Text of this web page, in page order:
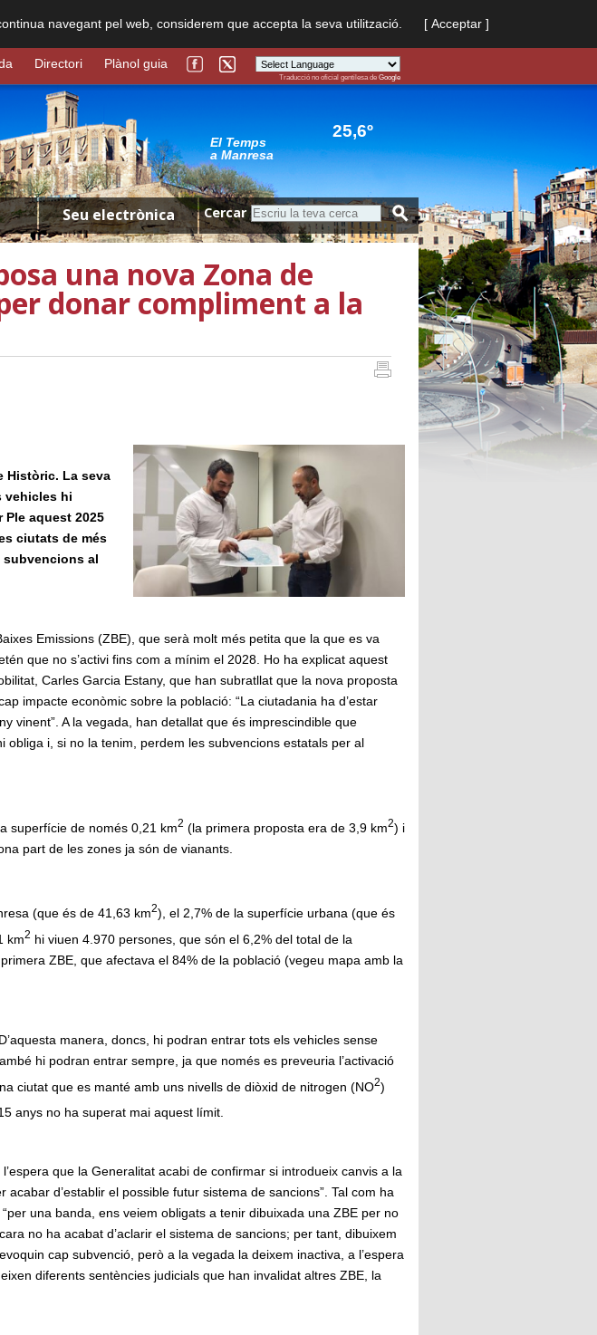
navegant pel web, considerem que accepta la seva utilització. [ Acceptar ]
Powered by
Traducció no oficial gentilesa de Google
Directori Plànol guia
El Temps
a Manresa
25,6º
Seu electrònica Cercar
una nova Zona de
donar compliment a la
Històric. La seva
vehicles hi
aquest 2025
ciutats de més
subvencions al
Emissions (ZBE), que serà molt més petita que la que es va
que no s’activi fins com a mínim el 2028. Ho ha explicat aquest
Carles Garcia Estany, que han subratllat que la nova proposta
impacte econòmic sobre la població: “La ciutadania ha d’estar
vinent”. A la vegada, han detallat que és imprescindible que
i, si no la tenim, perdem les subvencions estatals per al
superfície de només 0,21 km2 (la primera proposta era de 3,9 km2) i
part de les zones ja són de vianants.
(que és de 41,63 km2), el 2,7% de la superfície urbana (que és
km2 hi viuen 4.970 persones, que són el 6,2% del total de la
ZBE, que afectava el 84% de la població (vegeu mapa amb la
manera, doncs, hi podran entrar tots els vehicles sense
hi podran entrar sempre, ja que només es preveuria l’activació
ciutat que es manté amb uns nivells de diòxid de nitrogen (NO2)
anys no ha superat mai aquest límit.
que la Generalitat acabi de confirmar si introdueix canvis a la
d’establir el possible futur sistema de sancions”. Tal com ha
una banda, ens veiem obligats a tenir dibuixada una ZBE per no
no ha acabat d’aclarir el sistema de sancions; per tant, dibuixem
cap subvenció, però a la vegada la deixem inactiva, a l’espera
diferents sentències judicials que han invalidat altres ZBE, la